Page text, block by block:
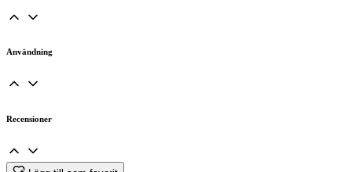
Användning
Recensioner